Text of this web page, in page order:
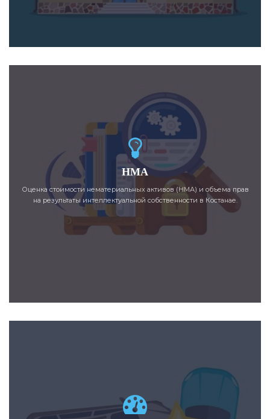
НМА
Оценка стоимости нематериальных активов (НМА) и объема прав
на результаты интеллектуальной собственности в Костанае.